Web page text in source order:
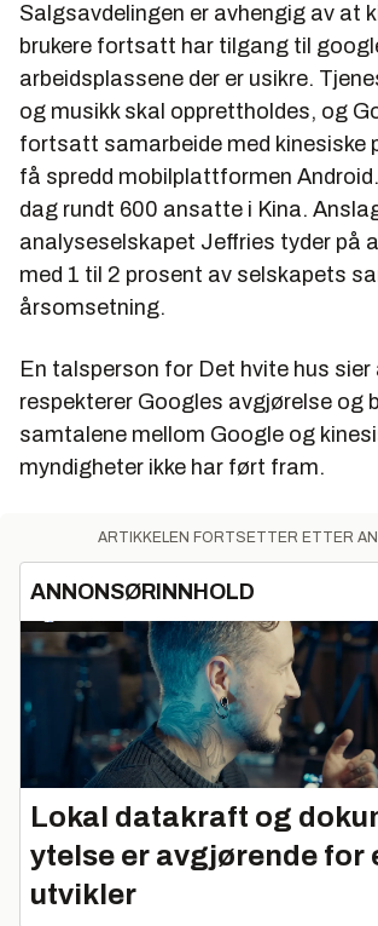
Salgsavdelingen er avhengig av at
brukere fortsatt har tilgang til
arbeidsplassene der er usikre.
og musikk skal opprettholdes, og
fortsatt samarbeide med kinesiske
få spredd mobilplattformen
dag rundt 600 ansatte i Kina.
analyseselskapet Jeffries tyder på
med 1 til 2 prosent av selskapets
årsomsetning.
En talsperson for Det hvite hus sier
respekterer Googles avgjørelse og
samtalene mellom Google og
myndigheter ikke har ført fram.
ARTIKKELEN FORTSETTER ETTER
ANNONSØRINNHOLD
Lokal datakraft og
ytelse er avgjørende for
utvikler